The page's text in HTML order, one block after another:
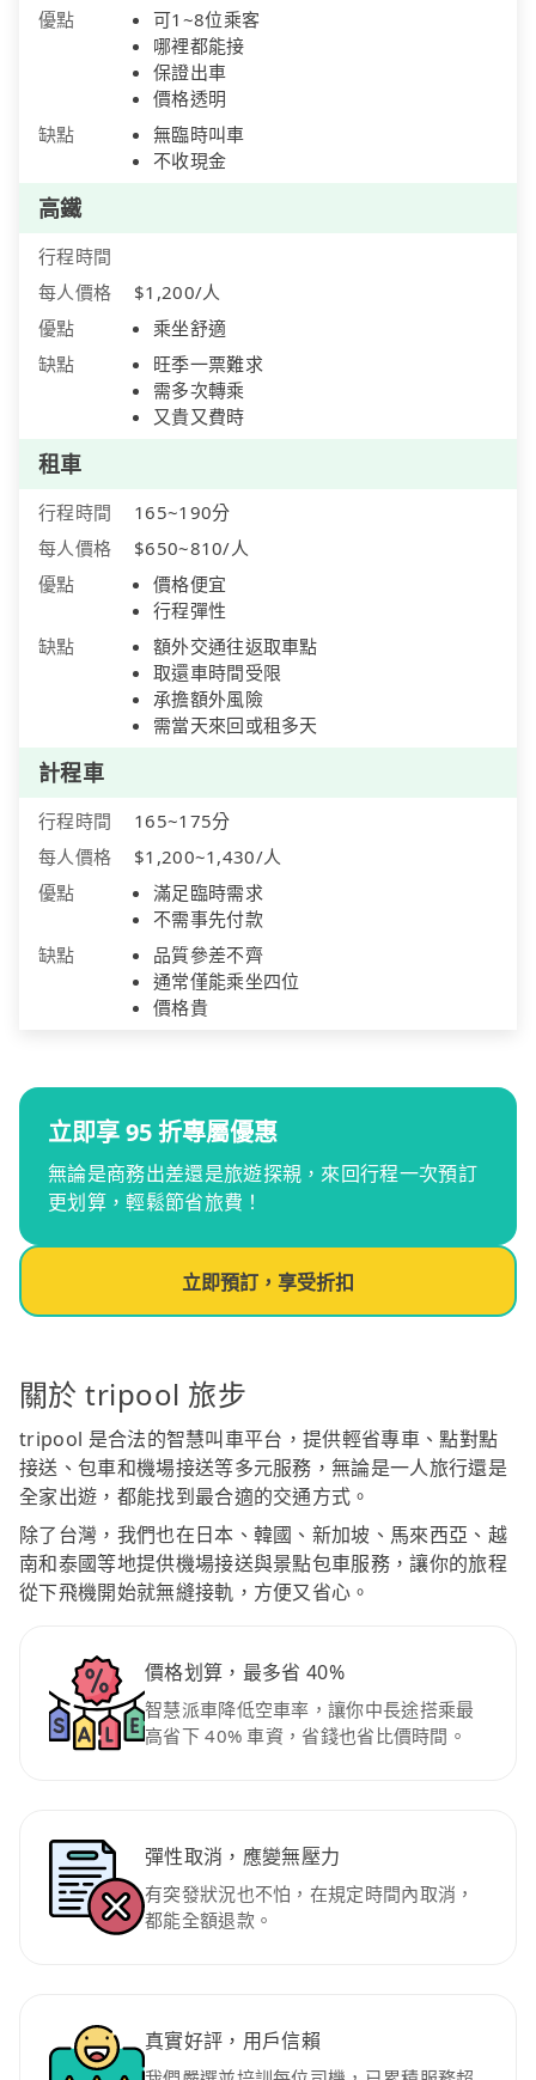
優點
可1~8位乘客
哪裡都能接
保證出車
價格透明
缺點
無臨時叫車
不收現金
高鐵
行程時間
每人價格
$1,200/人
優點
乘坐舒適
缺點
旺季一票難求
需多次轉乘
又貴又費時
租車
行程時間
165~190分
每人價格
$650~810/人
優點
價格便宜
行程彈性
缺點
額外交通往返取車點
取還車時間受限
承擔額外風險
需當天來回或租多天
計程車
行程時間
165~175分
每人價格
$1,200~1,430/人
優點
滿足臨時需求
不需事先付款
缺點
品質參差不齊
通常僅能乘坐四位
價格貴
立即享 95 折專屬優惠
無論是商務出差還是旅遊探親，來回行程一次預訂
更划算，輕鬆節省旅費！
立即預訂，享受折扣
關於 tripool 旅步
tripool 是合法的智慧叫車平台，提供輕省專車、點對點
接送、包車和機場接送等多元服務，無論是一人旅行還是
全家出遊，都能找到最合適的交通方式。
除了台灣，我們也在日本、韓國、新加坡、馬來西亞、越
南和泰國等地提供機場接送與景點包車服務，讓你的旅程
從下飛機開始就無縫接軌，方便又省心。
價格划算，最多省 40%
智慧派車降低空車率，讓你中長途搭乘最
高省下 40% 車資，省錢也省比價時間。
彈性取消，應變無壓力
有突發狀況也不怕，在規定時間內取消，
都能全額退款。
真實好評，用戶信賴